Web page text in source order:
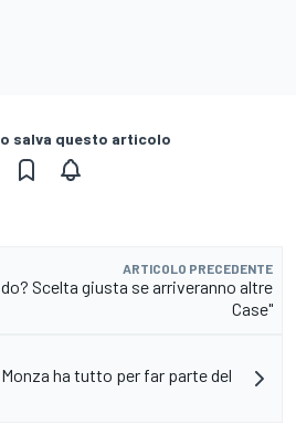
salva questo articolo
ARTICOLO PRECEDENTE
Scelta giusta se arriveranno altre
Case"
ha tutto per far parte del